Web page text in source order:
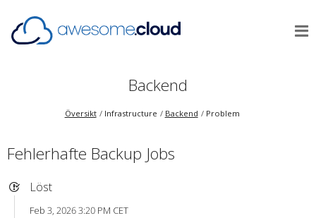
Backend
Översikt Infrastructure Backend Problem
Fehlerhafte Backup Jobs
Löst
Feb 3, 2026 3:20 PM CET